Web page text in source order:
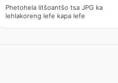
Phetohela litšoantšo tsa JPG ka
lehlakoreng lefe kapa lefe